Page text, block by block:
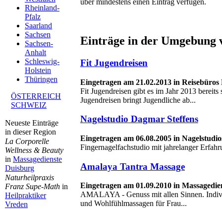
Rheinland-
Pfalz
Saarland
Sachsen
Sachsen-
Anhalt
Schleswig-
Holstein
Thüringen
ÖSTERREICH
SCHWEIZ
Neueste Einträge
in dieser Region
La Corporelle
Wellness & Beauty
in Massagedienste
Duisburg
Naturheilpraxis
Franz Supe-Math in
Heilpraktiker
Vreden
über mindestens einen Eintrag verfügen.
Einträge in der Umgebung
Fit Jugendreisen
Eingetragen am 21.02.2013 in Reisebüros
Fit Jugendreisen gibt es im Jahr 2013 bereits
Jugendreisen bringt Jugendliche ab...
Nagelstudio Dagmar Steffens
Eingetragen am 06.08.2005 in
Fingernagelfachstudio mit jahrelanger
Amalaya Tantra Massage
Eingetragen am 01.09.2010 in
AMALAYA - Genuss mit allen Sinnen.
und Wohlfühlmassagen für Frau...